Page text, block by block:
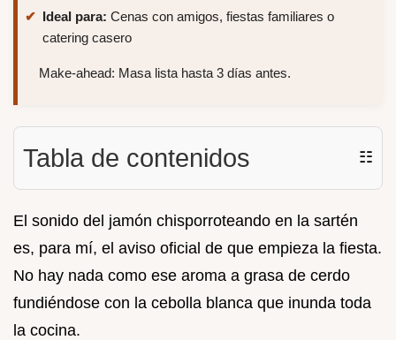
Ideal para: Cenas con amigos, fiestas familiares o
catering casero
Make-ahead: Masa lista hasta 3 días antes.
Tabla de contenidos ☷
El sonido del jamón chisporroteando en la sartén
es, para mí, el aviso oficial de que empieza la fiesta.
No hay nada como ese aroma a grasa de cerdo
fundiéndose con la cebolla blanca que inunda toda
la cocina.